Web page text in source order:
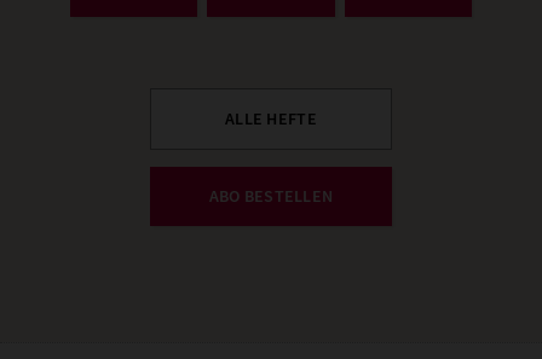
ALLE HEFTE
ABO BESTELLEN